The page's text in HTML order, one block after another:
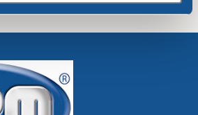
6,69
Add To Cart